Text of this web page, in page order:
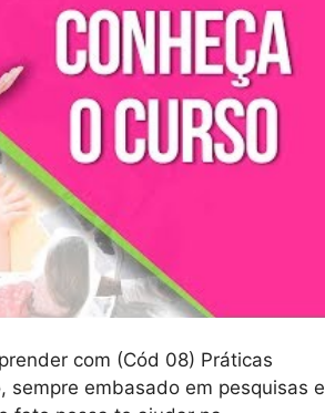
com (Cód 08) Práticas
sempre embasado em pesquisas e